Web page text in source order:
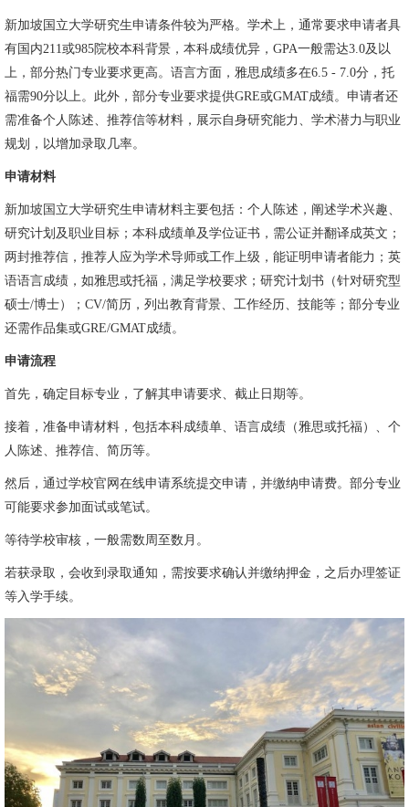
新加坡国立大学研究生申请条件较为严格。学术上，通常要求申请者具
有国内211或985院校本科背景，本科成绩优异，GPA一般需达3.0及以
上，部分热门专业要求更高。语言方面，雅思成绩多在6.5 - 7.0分，托
福需90分以上。此外，部分专业要求提供GRE或GMAT成绩。申请者还
需准备个人陈述、推荐信等材料，展示自身研究能力、学术潜力与职业
规划，以增加录取几率。
申请材料
新加坡国立大学研究生申请材料主要包括：个人陈述，阐述学术兴趣、
研究计划及职业目标；本科成绩单及学位证书，需公证并翻译成英文；
两封推荐信，推荐人应为学术导师或工作上级，能证明申请者能力；英
语语言成绩，如雅思或托福，满足学校要求；研究计划书（针对研究型
硕士/博士）；CV/简历，列出教育背景、工作经历、技能等；部分专业
还需作品集或GRE/GMAT成绩。
申请流程
首先，确定目标专业，了解其申请要求、截止日期等。
接着，准备申请材料，包括本科成绩单、语言成绩（雅思或托福）、个
人陈述、推荐信、简历等。
然后，通过学校官网在线申请系统提交申请，并缴纳申请费。部分专业
可能要求参加面试或笔试。
等待学校审核，一般需数周至数月。
若获录取，会收到录取通知，需按要求确认并缴纳押金，之后办理签证
等入学手续。